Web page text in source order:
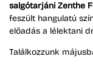
salgótarjáni Zenthe
feszült hangulatú
előadás a lélektani
Találkozzunk